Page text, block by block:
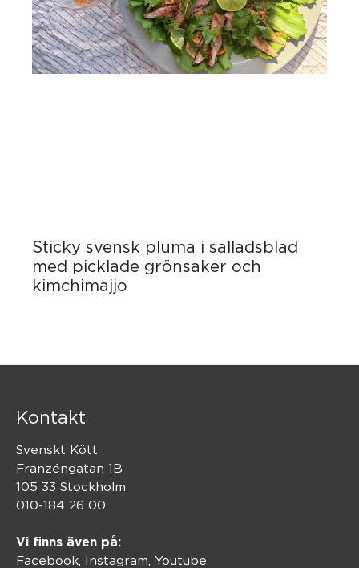
Sticky svensk pluma i salladsblad
med picklade grönsaker och
kimchimajjo
Kontakt
Svenskt Kött
Franzéngatan 1B
105 33 Stockholm
010-184 26 00
Vi finns även på:
Facebook, Instagram Youtube